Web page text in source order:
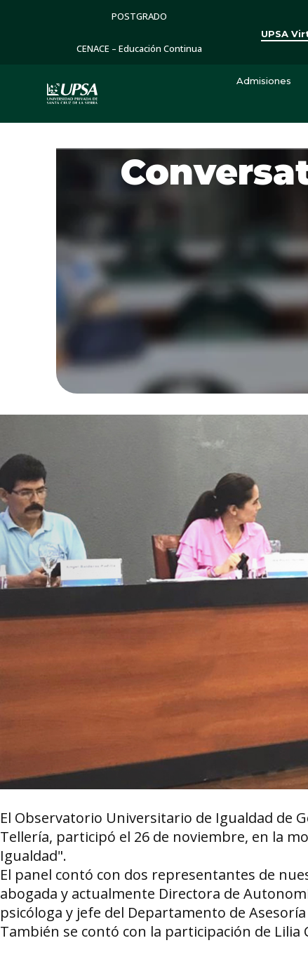
POSTGRADO
CENACE – Educación Continua
UPSA
Admisiones
El Observatorio Universitario de Igualdad de
Tellería, participó el 26 de noviembre, en la
Igualdad".
El panel contó con dos representantes de
abogada y actualmente Directora de
psicóloga y jefe del Departamento de
También se contó con la participación de Lilia